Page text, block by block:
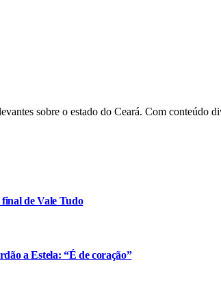
sobre o estado do Ceará. Com conteúdo
de Vale Tudo
a Estela: “É de coração”